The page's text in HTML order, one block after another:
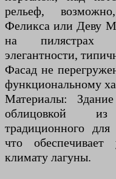
рельеф,
Феликса или Деву
на пилястрах
элегантности,
Фасад не
функциональному
Материалы:
облицовкой
традиционного для
что
климату лагуны.